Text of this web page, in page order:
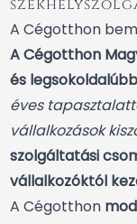
A Cégotthon
A Cégotthon
és
éves
vállalkozások
szolgáltatási
vállalkozóktól
A Cégotthon